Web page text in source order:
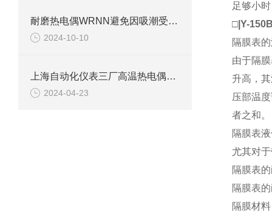
耐磨热电偶WRNN避免因吸潮受到影响的方法
2024-10-10
上海自动化仪表三厂高温热电偶元件产品介绍
2024-04-23
足够小
□|Y-
隔膜表
由于隔
升高，
压部温
者之和。
隔膜表
尤其对
隔膜表
隔膜表
隔膜材